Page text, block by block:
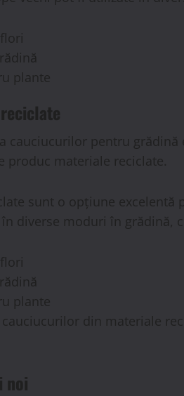
plante
cauciucurilor pentru
produc materiale reciclate.
sunt o opțiune
diverse moduri în grădină,
plante
din materiale
noi